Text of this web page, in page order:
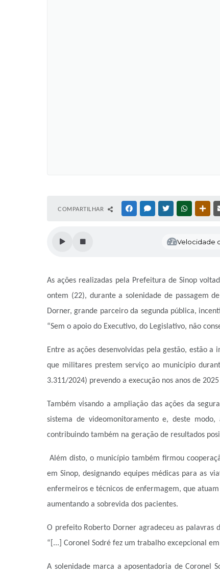
COMPARTILHAR FACEBOOKMESSENGER
TWITTERWHATSAPP
Velocidade
As ações realizadas pela Prefeitura de Sinop
ontem (22), durante a solenidade de passagem
Dorner, grande parceiro da segunda pública,
“Sem o apoio do Executivo, do Legislativo, não
Entre as ações desenvolvidas pela gestão, estão
que militares prestem serviço ao município
3.311/2024) prevendo a execução nos anos de
Também visando a ampliação das ações da
sistema de videomonitoramento e, deste
contribuindo também na geração de resultados
Além disto, o município também firmou
em Sinop, designando equipes médicas para as
enfermeiros e técnicos de enfermagem, que
aumentando a sobrevida dos pacientes.
O prefeito Roberto Dorner agradeceu as palavras
“[...] Coronel Sodré fez um trabalho excepcional
A solenidade marca a aposentadoria de Coronel